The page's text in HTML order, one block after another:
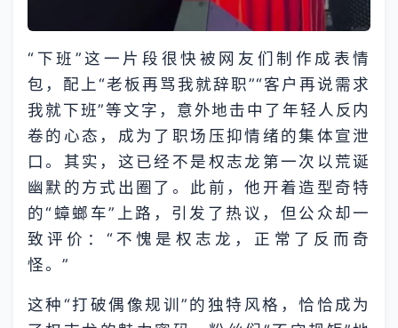
“下班”这一片段很快被网友们制作成表情
包，配上“老板再骂我就辞职”“客户再说需求
我就下班”等文字，意外地击中了年轻人反内
卷的心态，成为了职场压抑情绪的集体宣泄
口。其实，这已经不是权志龙第一次以荒诞
幽默的方式出圈了。此前，他开着造型奇特
的“蟑螂车”上路，引发了热议，但公众却一
致评价：“不愧是权志龙，正常了反而奇
怪。”
这种“打破偶像规训”的独特风格，恰恰成为